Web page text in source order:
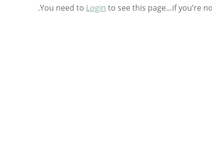
You need to Login to see this page…if you’re